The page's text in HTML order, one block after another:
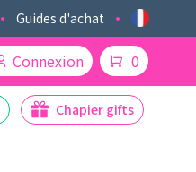
Guides d'achat
Connexion 0
Chapier gifts